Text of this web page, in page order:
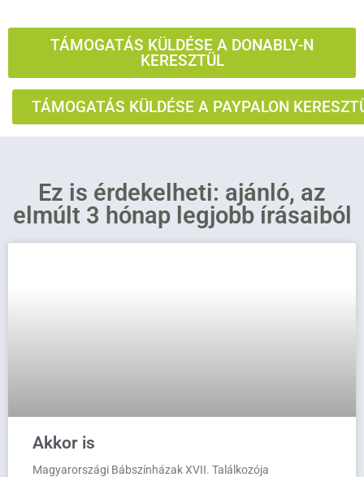
TÁMOGATÁS KÜLDÉSE A DONABLY-N
KERESZTÜL
TÁMOGATÁS KÜLDÉSE A PAYPALON
Ez is érdekelheti: ajánló, az
elmúlt 3 hónap legjobb írásaiból
Akkor is
Magyarországi Bábszínházak XVII. Találkozója